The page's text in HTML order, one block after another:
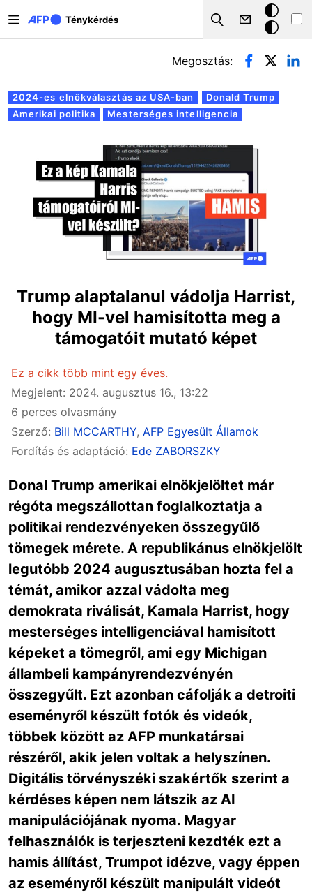
Ténykérdés
Search
Sötét
mód
Elsődleges fülek
2024-es elnökválasztás az USA-ban
Donald Trump
Amerikai politika
Mesterséges intelligencia
Megosztás:
Trump alaptalanul vádolja Harrist,
hogy MI-vel hamisította meg a
támogatóit mutató képet
Ez a cikk több mint egy éves.
Megjelent: 2024. augusztus 16., 13:22
6 perces olvasmány
Szerző: Bill MCCARTHY, AFP Egyesült Államok
Fordítás és adaptáció: Ede ZABORSZKY
Donal Trump amerikai elnökjelöltet már
régóta megszállottan foglalkoztatja a
politikai rendezvényeken összegyűlő
tömegek mérete. A republikánus elnökjelölt
legutóbb 2024 augusztusában hozta fel a
témát, amikor azzal vádolta meg
demokrata riválisát, Kamala Harrist, hogy
mesterséges intelligenciával hamisított
képeket a tömegről, ami egy Michigan
állambeli kampányrendezvényén
összegyűlt. Ezt azonban cáfolják a detroiti
eseményről készült fotók és videók,
többek között az AFP munkatársai
részéről, akik jelen voltak a helyszínen.
Digitális törvényszéki szakértők szerint a
kérdéses képen nem látszik az AI
manipulációjának nyoma. Magyar
felhasználók is terjeszteni kezdték ezt a
hamis állítást, Trumpot idézve, vagy éppen
az eseményről készült manipulált videót